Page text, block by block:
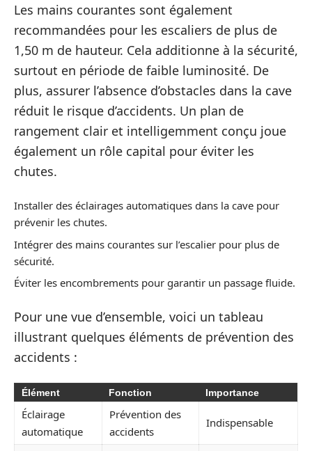
Les mains courantes sont également
recommandées pour les escaliers de plus de
1,50 m de hauteur. Cela additionne à la sécurité,
surtout en période de faible luminosité. De
plus, assurer l’absence d’obstacles dans la cave
réduit le risque d’accidents. Un plan de
rangement clair et intelligemment conçu joue
également un rôle capital pour éviter les
chutes.
Installer des éclairages automatiques dans la cave pour
prévenir les chutes.
Intégrer des mains courantes sur l’escalier pour plus de
sécurité.
Éviter les encombrements pour garantir un passage fluide.
Pour une vue d’ensemble, voici un tableau
illustrant quelques éléments de prévention des
accidents :
Élément Fonction Importance
Éclairage
automatique
Prévention des
accidents
Indispensable